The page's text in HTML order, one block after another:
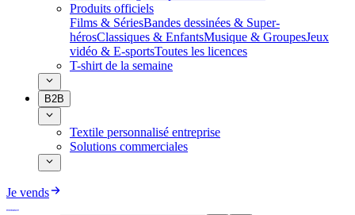
Produits officiels
Films & SériesBandes dessinées & Super-
hérosClassiques & EnfantsMusique & GroupesJeux
vidéo & E-sportsToutes les licences
T-shirt de la semaine
B2B
Textile personnalisé entreprise
Solutions commerciales
Je vends